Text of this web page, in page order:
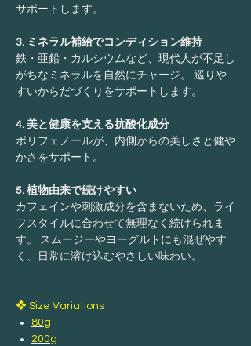
サポートします。
3. ミネラル補給でコンディション維持
鉄・亜鉛・カルシウムなど、現代人が不足し
がちなミネラルを自然にチャージ。 巡りや
すいからだづくりをサポートします。
4. 美と健康を支える抗酸化成分
ポリフェノールが、内側からの美しさと健や
かさをサポート。
5. 植物由来で続けやすい
カフェインや刺激成分を含まないため、ライ
フスタイルに合わせて無理なく続けられま
す。 スムージーやヨーグルトにも混ぜやす
く、日常に溶け込むやさしい味わい。
❖ Size Variations
80g
200g